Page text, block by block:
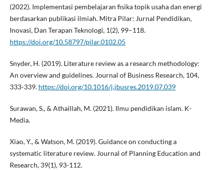
(2022). Implementasi pembelajaran fisika topik usaha dan energi
berdasarkan publikasi ilmiah. Mitra Pilar: Jurnal Pendidikan,
Inovasi, Dan Terapan Teknologi, 1(2), 99–118.
https://doi.org/10.58797/pilar.0102.05
Snyder, H. (2019). Literature review as a research methodology:
An overview and guidelines. Journal of Business Research, 104,
333-339. https://doi.org/10.1016/j.jbusres.2019.07.039
Surawan, S., & Athaillah, M. (2021). Ilmu pendidikan islam. K-
Media.
Xiao, Y., & Watson, M. (2019). Guidance on conducting a
systematic literature review. Journal of Planning Education and
Research, 39(1), 93-112.